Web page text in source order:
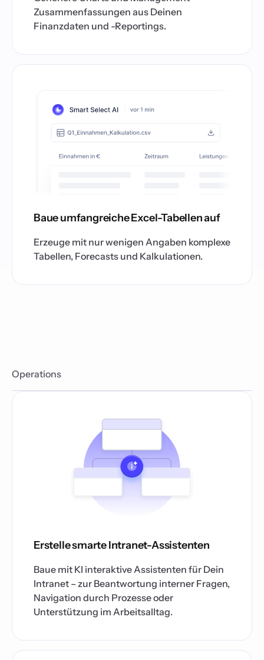
Zusammenfassungen aus Deinen
Finanzdaten und -Reportings.
Baue umfangreiche Excel-Tabellen auf
Erzeuge mit nur wenigen Angaben komplexe
Tabellen, Forecasts und Kalkulationen.
Operations
Erstelle smarte Intranet-Assistenten
Baue mit KI interaktive Assistenten für Dein
Intranet – zur Beantwortung interner Fragen,
Navigation durch Prozesse oder
Unterstützung im Arbeitsalltag.